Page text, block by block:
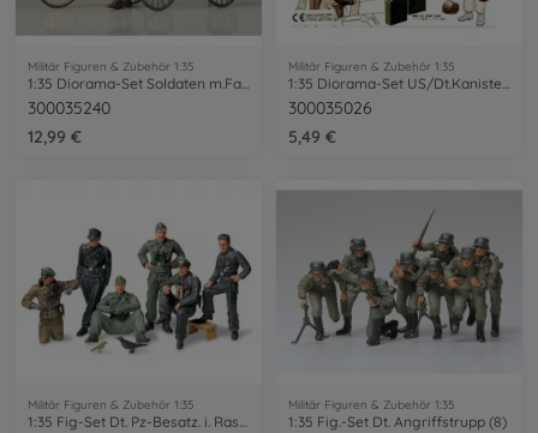
Militär Figuren & Zubehör 1:35
300035240
12,99 €
Militär Figuren & Zubehör 1:35
300035026
5,49 €
Militär Figuren & Zubehör 1:35
1:35 Fig-Set Dt. Pz-Besatz. i. Rast (6)
Militär Figuren & Zubehör 1:35
1:35 Fig.-Set Dt. Angriffstrupp (8)